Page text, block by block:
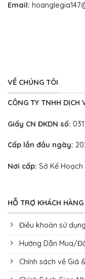
Email:
VỀ CHÚNG TÔI
CÔNG TY TNHH DỊCH
Giấy CN ĐKDN số:
Cấp lần đầu ngày:
Nơi cấp: Sở Kế Hoạch
HỖ TRỢ KHÁCH HÀNG
Điều khoản sử dụng
Hướng Dẫn Mua/
Chính sách về Giá